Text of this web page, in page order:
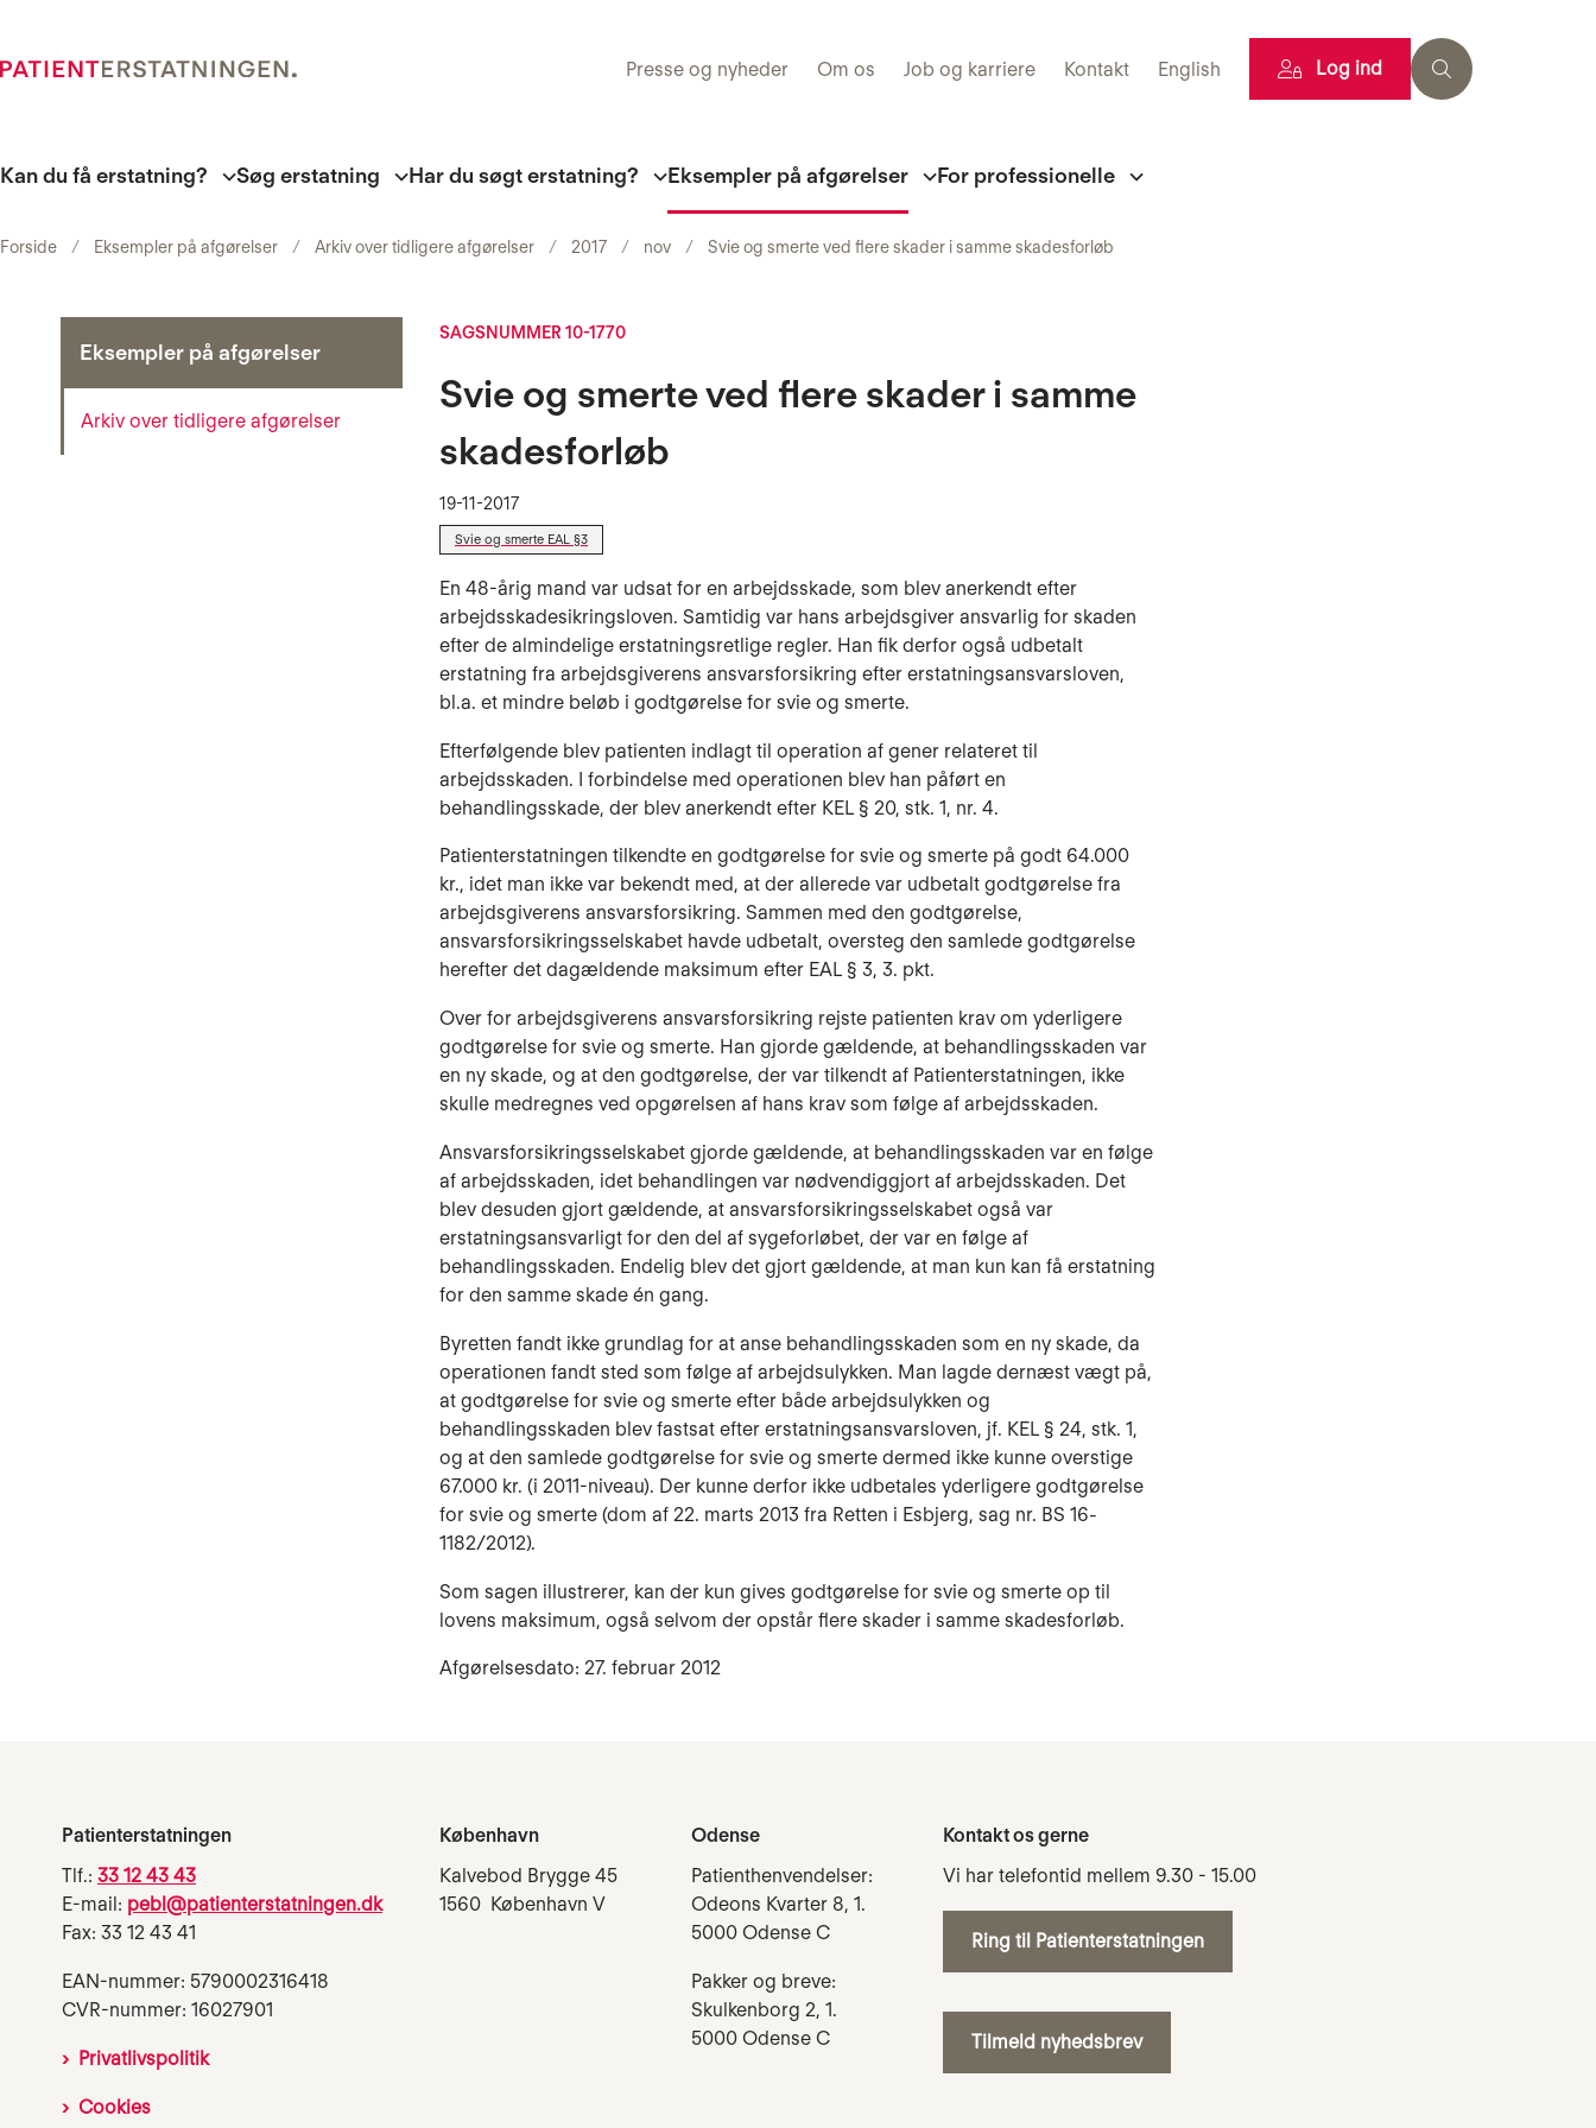
Presse og nyheder Om os Job og karriere Kontakt English Log ind
Kan du få erstatning? Søg erstatning Har du søgt erstatning? Eksempler på afgørelser For professionelle
Forside Eksempler på afgørelser Arkiv over tidligere afgørelser 2017 nov Svie og smerte ved flere skader i samme skadesforløb
Eksempler på afgørelser
Arkiv over tidligere afgørelser
SAGSNUMMER 10-1770
Svie og smerte ved flere skader i samme
skadesforløb
19-11-2017
Svie og smerte EAL §3
En 48-årig mand var udsat for en arbejdsskade, som blev anerkendt efter
arbejdsskadesikringsloven. Samtidig var hans arbejdsgiver ansvarlig for skaden
efter de almindelige erstatningsretlige regler. Han fik derfor også udbetalt
erstatning fra arbejdsgiverens ansvarsforsikring efter erstatningsansvarsloven,
bl.a. et mindre beløb i godtgørelse for svie og smerte.
Efterfølgende blev patienten indlagt til operation af gener relateret til
arbejdsskaden. I forbindelse med operationen blev han påført en
behandlingsskade, der blev anerkendt efter KEL § 20, stk. 1, nr. 4.
Patienterstatningen tilkendte en godtgørelse for svie og smerte på godt 64.000
kr., idet man ikke var bekendt med, at der allerede var udbetalt godtgørelse fra
arbejdsgiverens ansvarsforsikring. Sammen med den godtgørelse,
ansvarsforsikringsselskabet havde udbetalt, oversteg den samlede godtgørelse
herefter det dagældende maksimum efter EAL § 3, 3. pkt.
Over for arbejdsgiverens ansvarsforsikring rejste patienten krav om yderligere
godtgørelse for svie og smerte. Han gjorde gældende, at behandlingsskaden var
en ny skade, og at den godtgørelse, der var tilkendt af Patienterstatningen, ikke
skulle medregnes ved opgørelsen af hans krav som følge af arbejdsskaden.
Ansvarsforsikringsselskabet gjorde gældende, at behandlingsskaden var en følge
af arbejdsskaden, idet behandlingen var nødvendiggjort af arbejdsskaden. Det
blev desuden gjort gældende, at ansvarsforsikringsselskabet også var
erstatningsansvarligt for den del af sygeforløbet, der var en følge af
behandlingsskaden. Endelig blev det gjort gældende, at man kun kan få erstatning
for den samme skade én gang.
Byretten fandt ikke grundlag for at anse behandlingsskaden som en ny skade, da
operationen fandt sted som følge af arbejdsulykken. Man lagde dernæst vægt på,
at godtgørelse for svie og smerte efter både arbejdsulykken og
behandlingsskaden blev fastsat efter erstatningsansvarsloven, jf. KEL § 24, stk. 1,
og at den samlede godtgørelse for svie og smerte dermed ikke kunne overstige
67.000 kr. (i 2011-niveau). Der kunne derfor ikke udbetales yderligere godtgørelse
for svie og smerte (dom af 22. marts 2013 fra Retten i Esbjerg, sag nr. BS 16-
1182/2012).
Som sagen illustrerer, kan der kun gives godtgørelse for svie og smerte op til
lovens maksimum, også selvom der opstår flere skader i samme skadesforløb.
Afgørelsesdato: 27. februar 2012
Patienterstatningen
Tlf.: 33 12 43 43
E-mail: pebl@patienterstatningen.dk
Fax: 33 12 43 41
EAN-nummer: 5790002316418
CVR-nummer: 16027901
Privatlivspolitik
Cookies
København
Kalvebod Brygge 45
1560 København V
Odense
Patienthenvendelser:
Odeons Kvarter 8, 1.
5000 Odense C
Pakker og breve:
Skulkenborg 2, 1.
5000 Odense C
Kontakt os gerne
Vi har telefontid mellem 9.30 - 15.00
Ring til Patienterstatningen
Tilmeld nyhedsbrev